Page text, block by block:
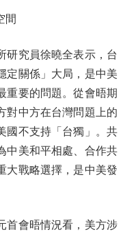
間
究員徐曉全表示，台
定關係」大局，是中美
重要的問題。從會晤期
對中方在台灣問題上的
國不支持「台獨」。共
中美和平相處、合作共
大戰略選擇，是中美發
會晤情況看，美方涉